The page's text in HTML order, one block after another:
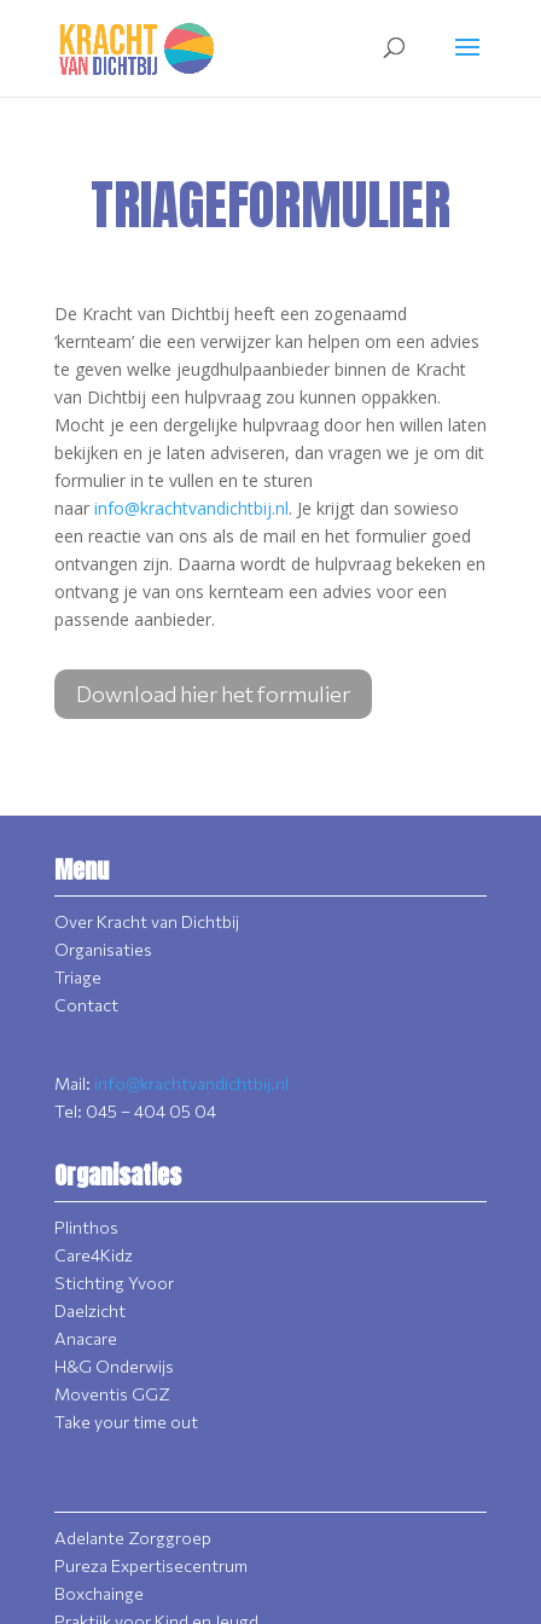
TRIAGEFORMULIER
De Kracht van Dichtbij heeft een zogenaamd
‘kernteam’ die een verwijzer kan helpen om een advies
te geven welke jeugdhulpaanbieder binnen de Kracht
van Dichtbij een hulpvraag zou kunnen oppakken.
Mocht je een dergelijke hulpvraag door hen willen laten
bekijken en je laten adviseren, dan vragen we je om dit
formulier in te vullen en te sturen
naar info@krachtvandichtbij.nl. Je krijgt dan sowieso
een reactie van ons als de mail en het formulier goed
ontvangen zijn. Daarna wordt de hulpvraag bekeken en
ontvang je van ons kernteam een advies voor een
passende aanbieder.
Download hier het formulier
Menu
Over Kracht van Dichtbij
Organisaties
Triage
Contact
Mail: info@krachtvandichtbij.nl
Tel: 045 – 404 05 04
Organisaties
Plinthos
Care4Kidz
Stichting Yvoor
Daelzicht
Anacare
H&G Onderwijs
Moventis GGZ
Take your time out
Adelante Zorggroep
Pureza Expertisecentrum
Boxchainge